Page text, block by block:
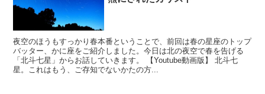
夜空のほうもすっかり春本番ということで、前回は春の星座のトップ
バッター、かに座をご紹介しました。今日は北の夜空で春を告げる
「北斗七星」からお話していきます。 【Youtube動画版】 北斗七
星。これはもう、ご存知でないかたの方...